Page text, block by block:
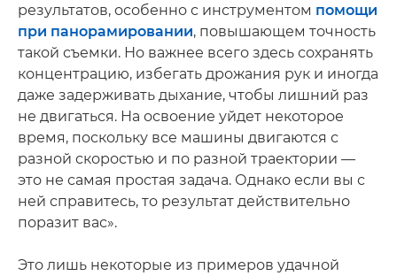
результатов, особенно с инструментом помощи
при панорамировании, повышающем точность
такой съемки. Но важнее всего здесь сохранять
концентрацию, избегать дрожания рук и иногда
даже задерживать дыхание, чтобы лишний раз
не двигаться. На освоение уйдет некоторое
время, поскольку все машины двигаются с
разной скоростью и по разной траектории —
это не самая простая задача. Однако если вы с
ней справитесь, то результат действительно
поразит вас».
Это лишь некоторые из примеров удачной